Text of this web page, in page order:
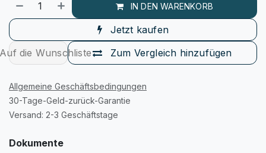
IN DEN WARENKORB
Jetzt kaufen
Zum Vergleich hinzufügen
Auf die Wunschliste
Allgemeine Geschäftsbedingungen
30-Tage-Geld-zurück-Garantie
Versand: 2-3 Geschäftstage
Dokumente